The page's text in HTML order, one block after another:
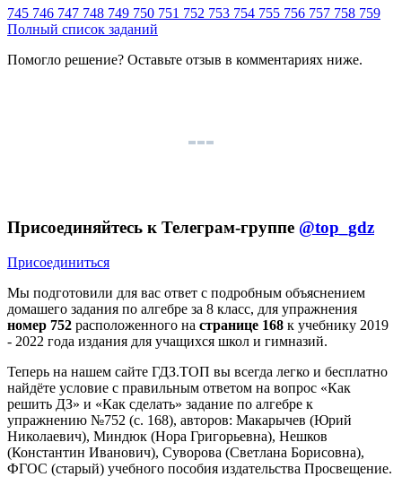
745 746 747 748 749 750 751 752 753 754 755 756 757 758 759
Полный список заданий
Помогло решение? Оставьте отзыв в комментариях ниже.
Присоединяйтесь к Телеграм-группе @top_gdz
Присоединиться
Мы подготовили для вас ответ c подробным объяснением
домашего задания по алгебре за 8 класс, для упражнения
номер 752 расположенного на странице 168 к учебнику 2019
- 2022 года издания для учащихся школ и гимназий.
Теперь на нашем сайте ГДЗ.ТОП вы всегда легко и бесплатно
найдёте условие с правильным ответом на вопрос «Как
решить ДЗ» и «Как сделать» задание по алгебре к
упражнению №752 (с. 168), авторов: Макарычев (Юрий
Николаевич), Миндюк (Нора Григорьевна), Нешков
(Константин Иванович), Суворова (Светлана Борисовна),
ФГОС (старый) учебного пособия издательства Просвещение.